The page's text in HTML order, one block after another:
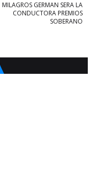
MILAGROS GERMAN SERA LA
CONDUCTORA PREMIOS
SOBERANO